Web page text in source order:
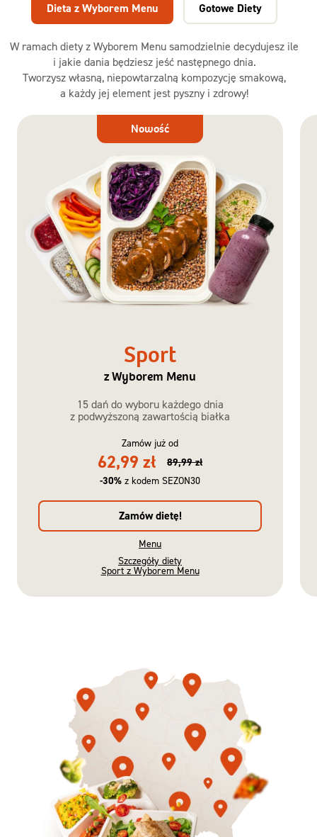
W ramach diety z Wyborem Menu samodzielnie decydujesz ile
i jakie dania będziesz jeść następnego dnia.
Tworzysz własną, niepowtarzalną kompozycję smakową,
a każdy jej element jest pyszny i zdrowy!
Dieta z Wyborem Menu Gotowe Diety
Dieta
Nowość
Sport
z Wyborem Menu
15 dań do wyboru każdego dnia
z podwyższoną zawartością białka
Zamów już od
62,99 zł
89,99 zł
-30% z kodem SEZON30
Zamów dietę!
Menu
Szczegóły diety
Sport z Wyborem Menu